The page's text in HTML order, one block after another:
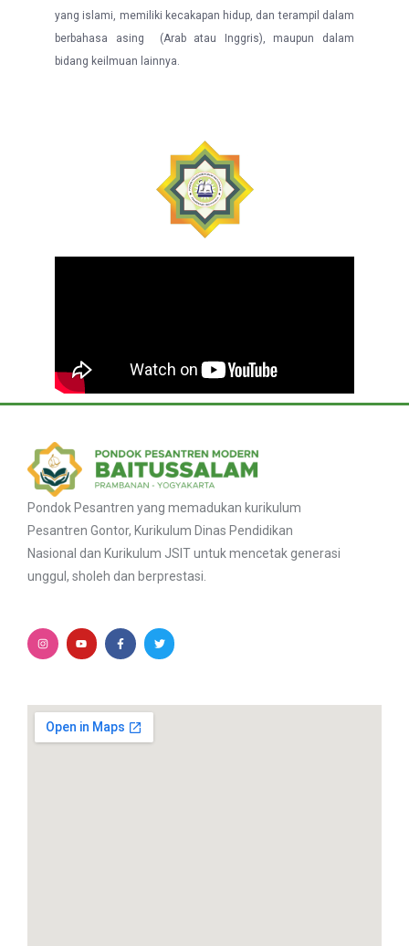
yang islami, memiliki kecakapan hidup, dan terampil dalam
berbahasa asing (Arab atau Inggris), maupun dalam
bidang keilmuan lainnya.
Pondok Pesantren yang memadukan kurikulum
Pesantren Gontor, Kurikulum Dinas Pendidikan
Nasional dan Kurikulum JSIT untuk mencetak generasi
unggul, sholeh dan berprestasi.